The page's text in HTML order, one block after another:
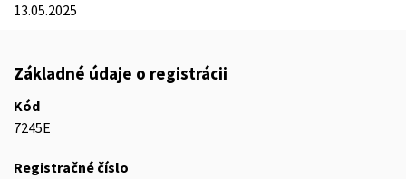
13.05.2025
Základné údaje o registrácii
Kód
7245E
Registračné číslo